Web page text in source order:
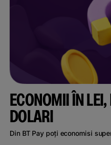
ECONOMII ÎN LEI,
DOLARI
Din BT Pay poți economisi